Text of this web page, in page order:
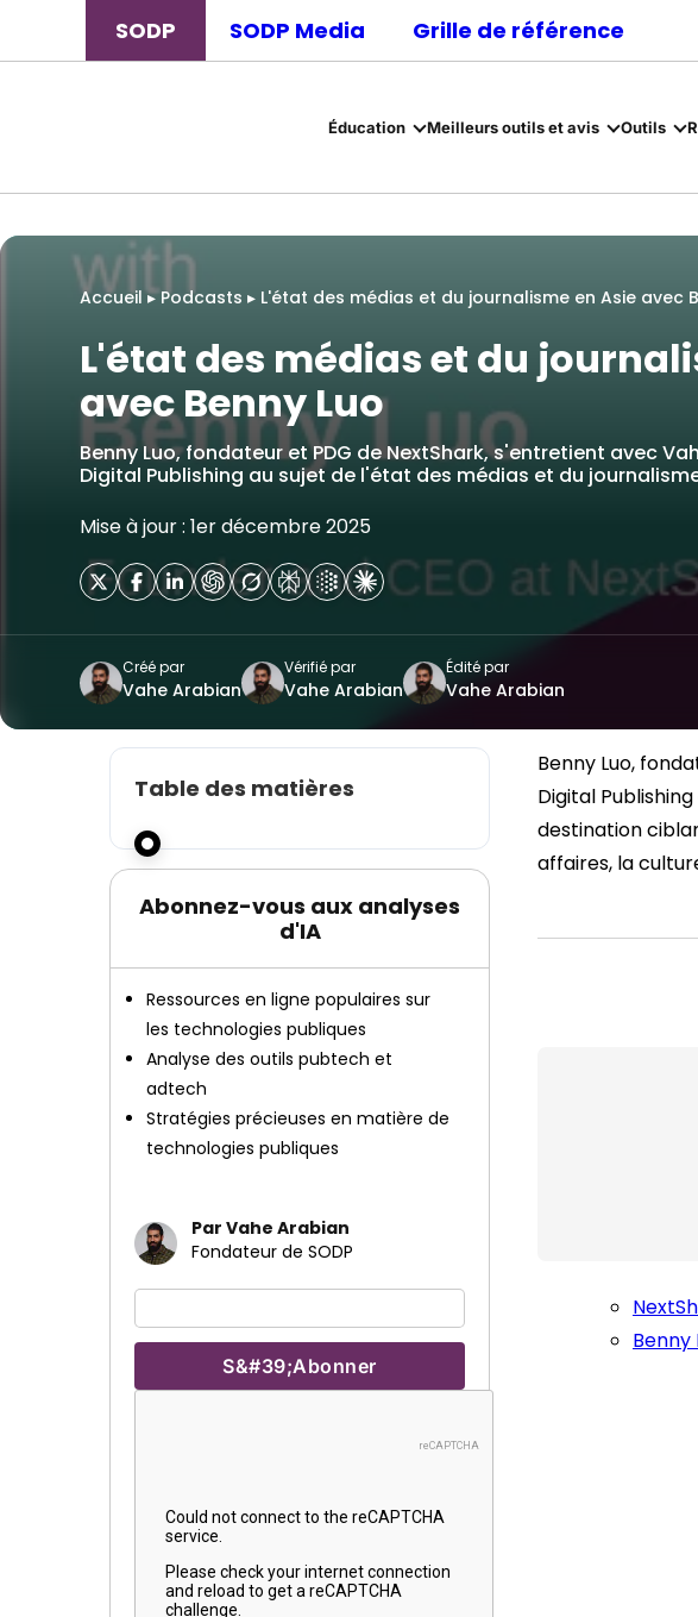
SODP SODP Media Grille de référence
Éducation Meilleurs outils et avis Outils
Accueil ▸Podcasts ▸ L'état des médias et du journalisme en Asie avec
L'état des médias et du
avec Benny Luo
Benny Luo, fondateur et PDG de NextShark, s'entretient avec
Digital Publishing au sujet de l'état des médias et du
Mise à jour : 1er décembre 2025
Créé par
Vahe Arabian
Vérifié par
Vahe Arabian
Édité par
Vahe Arabian
Table des matières
Abonnez-vous aux analyses
d'IA
Ressources en ligne populaires sur
les technologies publiques
Analyse des outils pubtech et
adtech
Stratégies précieuses en matière de
technologies publiques
Par Vahe Arabian
Fondateur de SODP
Benny Luo,
Digital
destination
affaires, la
Benny